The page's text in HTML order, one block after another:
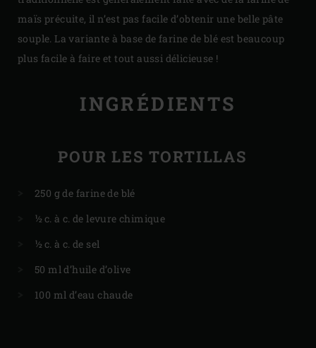
maïs précuite, il n’est pas facile d’obtenir une belle pâte
souple. La variante à base de farine de blé est beaucoup
plus facile à faire et tout aussi délicieuse !
INGRÉDIENTS
POUR LES TORTILLAS
250 g de farine de blé
½ c. à c. de levure chimique
½ c. à c. de sel
50 ml d’huile d’olive
100 ml d’eau chaude